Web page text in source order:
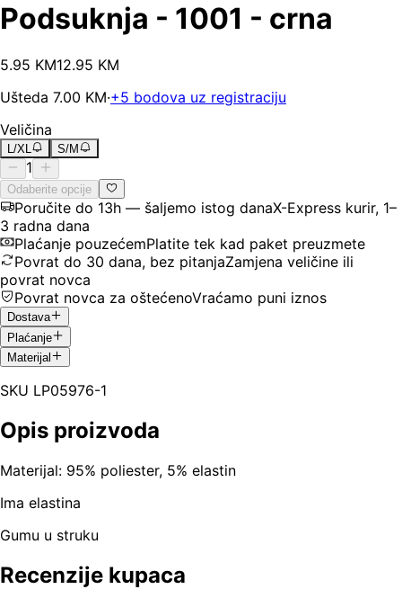
Podsuknja - 1001 - crna
5.95 KM12.95 KM
Ušteda 7.00 KM·+5 bodova uz registraciju
Veličina
L/XL S/M
1
Odaberite opcije
Poručite do 13h — šaljemo istog danaX-Express kurir, 1–
3 radna dana
Plaćanje pouzećemPlatite tek kad paket preuzmete
Povrat do 30 dana, bez pitanjaZamjena veličine ili
povrat novca
Povrat novca za oštećenoVraćamo puni iznos
Dostava
Plaćanje
Materijal
SKU LP05976-1
Opis proizvoda
Materijal: 95% poliester, 5% elastin
Ima elastina
Gumu u struku
Recenzije kupaca